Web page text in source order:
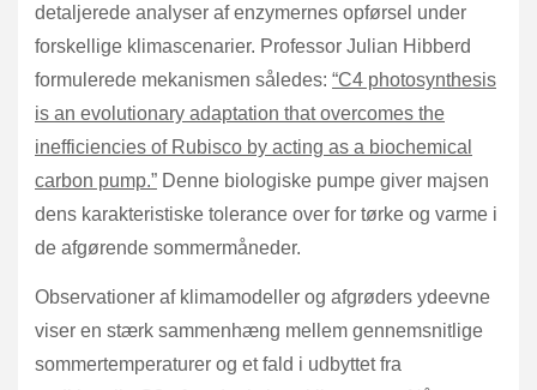
detaljerede analyser af enzymernes opførsel under
forskellige klimascenarier. Professor Julian Hibberd
formulerede mekanismen således: “C4 photosynthesis
is an evolutionary adaptation that overcomes the
inefficiencies of Rubisco by acting as a biochemical
carbon pump.” Denne biologiske pumpe giver majsen
dens karakteristiske tolerance over for tørke og varme i
de afgørende sommermåneder.
Observationer af klimamodeller og afgrøders ydeevne
viser en stærk sammenhæng mellem gennemsnitlige
sommertemperaturer og et fald i udbyttet fra